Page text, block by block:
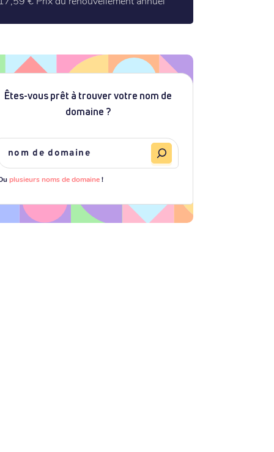
Êtes-vous prêt à trouver votre nom de
domaine ?
plusieurs noms de domaine!